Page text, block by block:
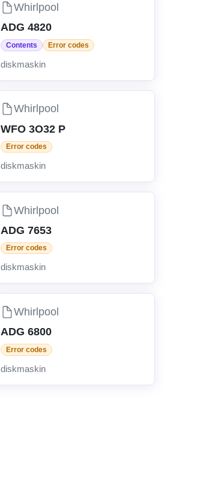
Whirlpool
ADG 4820
Contents Error codes
diskmaskin
Whirlpool
WFO 3O32 P
Error codes
diskmaskin
Whirlpool
ADG 7653
Error codes
diskmaskin
Whirlpool
ADG 6800
Error codes
diskmaskin